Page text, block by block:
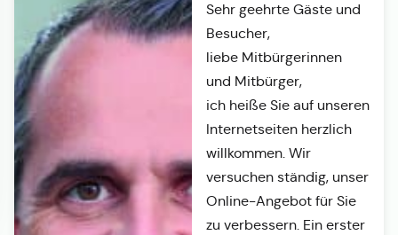
Sehr geehrte Gäste und
Besucher,
liebe Mitbürgerinnen
und Mitbürger,
ich heiße Sie auf unseren
Internetseiten herzlich
willkommen. Wir
versuchen ständig, unser
Online-Angebot für Sie
zu verbessern. Ein erster